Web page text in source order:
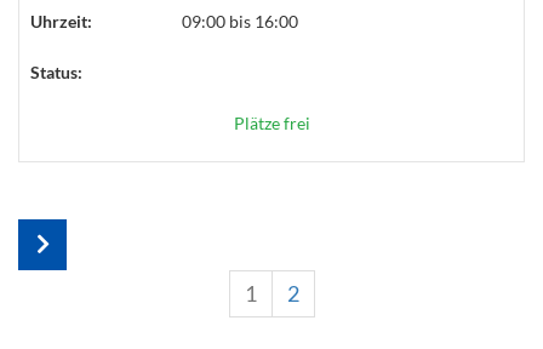
Uhrzeit: 09:00 bis 16:00
Status:
Plätze frei
1 2